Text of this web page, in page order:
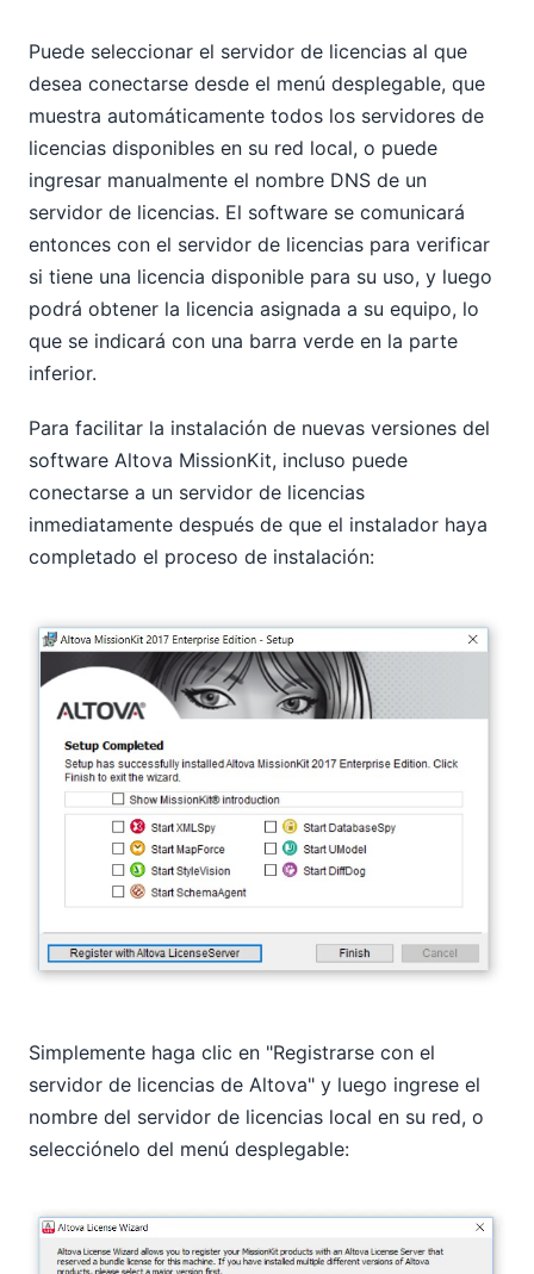
Puede seleccionar el servidor de licencias al que
desea conectarse desde el menú desplegable, que
muestra automáticamente todos los servidores de
licencias disponibles en su red local, o puede
ingresar manualmente el nombre DNS de un
servidor de licencias. El software se comunicará
entonces con el servidor de licencias para verificar
si tiene una licencia disponible para su uso, y luego
podrá obtener la licencia asignada a su equipo, lo
que se indicará con una barra verde en la parte
inferior.
Para facilitar la instalación de nuevas versiones del
software Altova MissionKit, incluso puede
conectarse a un servidor de licencias
inmediatamente después de que el instalador haya
completado el proceso de instalación:
Simplemente haga clic en "Registrarse con el
servidor de licencias de Altova" y luego ingrese el
nombre del servidor de licencias local en su red, o
selecciónelo del menú desplegable: